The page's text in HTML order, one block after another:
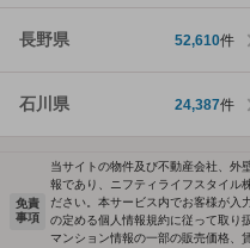
長野県 52,610件
石川県 24,387件
免責
事項
当サイトの物件及び不動産会社、外
報であり、ニフティライフスタイル
ださい。本サービス内でお客様が入
の定める個人情報規約に従って取り
マンション情報の一部の販売価格、